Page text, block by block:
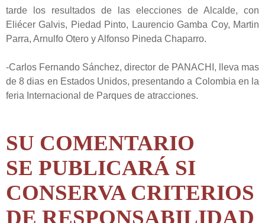
tarde los resultados de las elecciones de Alcalde, con
Eliécer Galvis, Piedad Pinto, Laurencio Gamba Coy, Martin
Parra, Arnulfo Otero y Alfonso Pineda Chaparro.
-Carlos Fernando Sánchez, director de PANACHI, lleva mas
de 8 dias en Estados Unidos, presentando a Colombia en la
feria Internacional de Parques de atracciones.
SU COMENTARIO
SE PUBLICARÁ SI
CONSERVA CRITERIOS
DE RESPONSABILIDAD